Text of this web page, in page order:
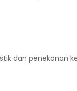
dan penekanan